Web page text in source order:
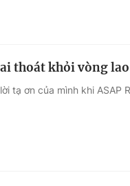
Du lịch
Làm đẹp
thoát khỏi vòng
tạ ơn của mình khi